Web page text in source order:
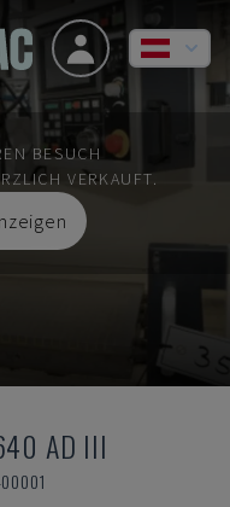
BESUCH
VERKAUFT.
AD III